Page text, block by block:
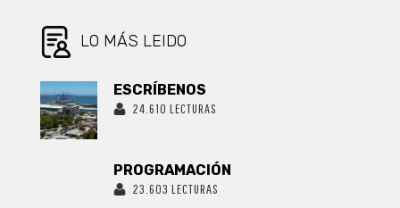
PRÓXIMAS
ELECCIONES
LO MÁS LEIDO
ESCRÍBENOS
24.610 LECTURAS
PROGRAMACIÓN
23.603 LECTURAS